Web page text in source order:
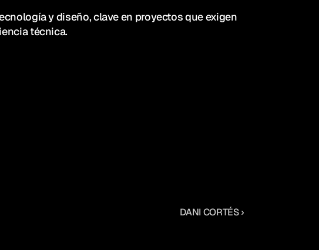
y diseño, clave en proyectos que exigen
técnica.
DANI CORTÉS ›